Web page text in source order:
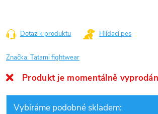
Dotaz k produktu Hlídací pes
Značka:Tatami fightwear
Produkt je momentálně vyprodán
Vybíráme podobné skladem: